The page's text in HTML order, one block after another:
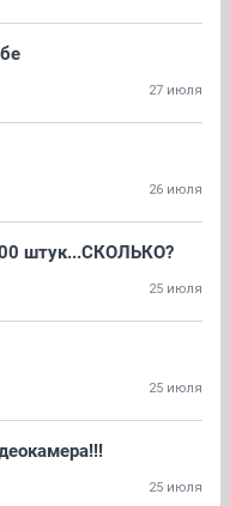
27 июля
26 июля
штук...СКОЛЬКО?
25 июля
25 июля
25 июля